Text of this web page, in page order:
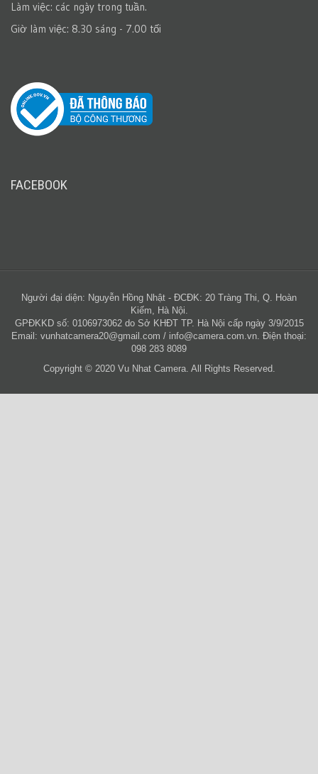
Làm việc: các ngày trong tuần.
Giờ làm việc: 8.30 sáng - 7.00 tối
FACEBOOK
Người đại diện: Nguyễn Hồng Nhật - ĐCĐK: 20 Tràng Thi, Q. Hoàn
Kiếm, Hà Nội.
GPĐKKD số: 0106973062 do Sở KHĐT TP. Hà Nội cấp ngày 3/9/2015
Email: vunhatcamera20@gmail.com / info@camera.com.vn . Điện thoại:
098 283 8089
Copyright © 2020 Vu Nhat Camera. All Rights Reserved.